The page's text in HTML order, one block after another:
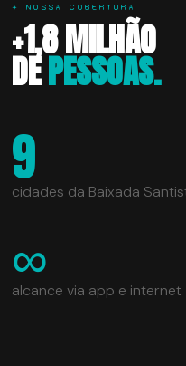
✦ NOSSA COBERTURA
+1,8 MILHÃO
DEPESSOAS.
9
cidades da Baixada
∞
alcance via app e internet